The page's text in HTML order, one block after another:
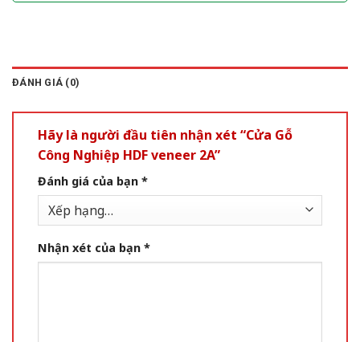
ĐÁNH GIÁ (0)
Hãy là người đầu tiên nhận xét “Cửa Gỗ
Công Nghiệp HDF veneer 2A”
Đánh giá của bạn *
Nhận xét của bạn *